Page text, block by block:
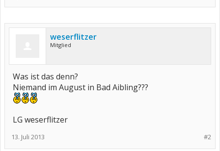
weserflitzer
Mitglied
Was ist das denn?
Niemand im August in Bad Aibling???
LG weserflitzer
#2
13. Juli 2013